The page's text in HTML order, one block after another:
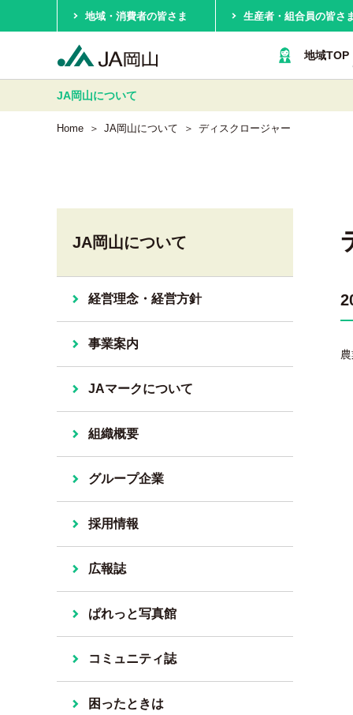
地域・消費者の皆さま 生産者・組合員の皆さ
地域TOP
JA岡山について
Home JA岡山について ディスクロージャー
JA岡山について
経営理念・経営方針
事業案内
JAマークについて
組織概要
グループ企業
採用情報
広報誌
ぱれっと写真館
コミュニティ誌
困ったときは